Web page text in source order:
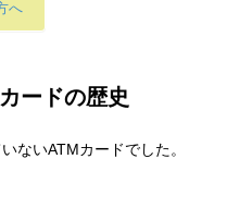
へ
ードの歴史
ないATMカードでした。